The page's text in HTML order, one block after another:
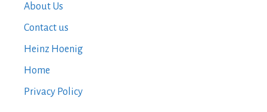
About Us
Contact us
Heinz Hoenig
Home
Privacy Policy